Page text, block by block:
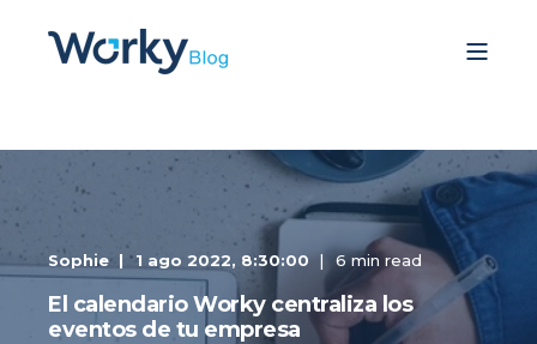
Sophie 1 ago 2022, 8:30:00 6 min read
El calendario Worky centraliza los
eventos de tu empresa